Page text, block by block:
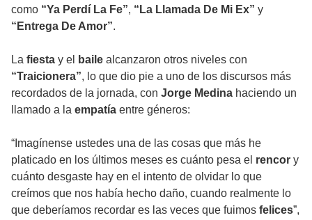
como “Ya Perdí La Fe”, “La Llamada De Mi Ex” y
“Entrega De Amor”.
La fiesta y el baile alcanzaron otros niveles con
“Traicionera”, lo que dio pie a uno de los discursos más
recordados de la jornada, con Jorge Medina haciendo un
llamado a la empatía entre géneros:
“Imagínense ustedes una de las cosas que más he
platicado en los últimos meses es cuánto pesa el rencor y
cuánto desgaste hay en el intento de olvidar lo que
creímos que nos había hecho daño, cuando realmente lo
que deberíamos recordar es las veces que fuimos felices”,